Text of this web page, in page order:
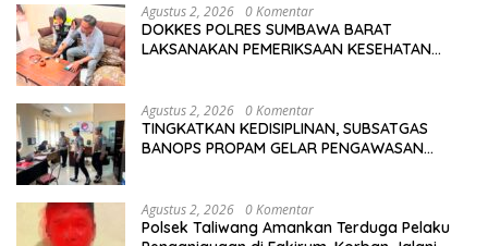
Agustus 2, 2026 0 Komentar
DOKKES POLRES SUMBAWA BARAT
LAKSANAKAN PEMERIKSAAN KESEHATAN
Agustus 2, 2026 0 Komentar
TINGKATKAN KEDISIPLINAN, SUBSATGAS
BANOPS PROPAM GELAR PENGAWASAN
Agustus 2, 2026 0 Komentar
Polsek Taliwang Amankan Terduga Pelaku